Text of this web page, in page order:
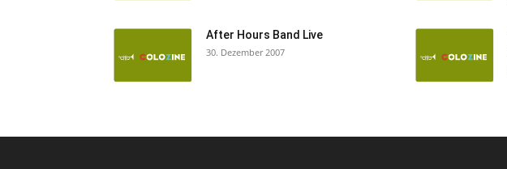
After Hours Band Live
30. Dezember 2007